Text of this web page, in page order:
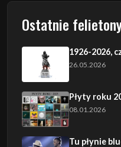
Ostatnie
1926-2026,
26.05.2026
Płyty roku
08.01.2026
Tu płynie